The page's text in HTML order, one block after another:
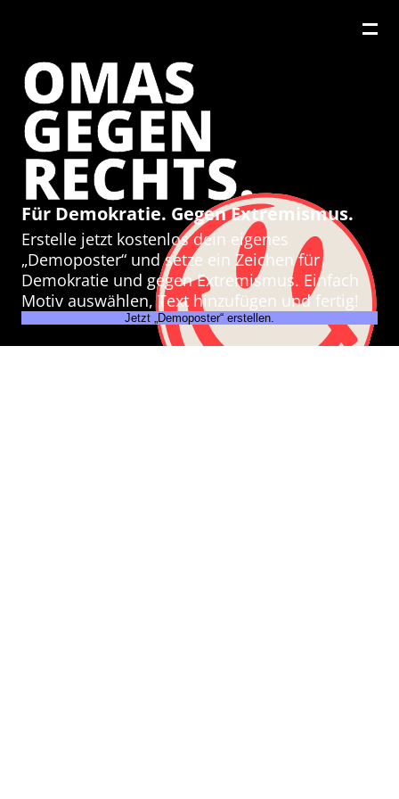
OMAS
GEGEN
RECHTS.
Für Demokratie. Gegen Extremismus.
Erstelle jetzt kostenlos dein eigenes
„Demoposter“ und setze ein Zeichen für
Demokratie und gegen Extremismus. Einfach
Motiv auswählen, Text hinzufügen und fertig!
Jetzt „Demoposter“ erstellen.